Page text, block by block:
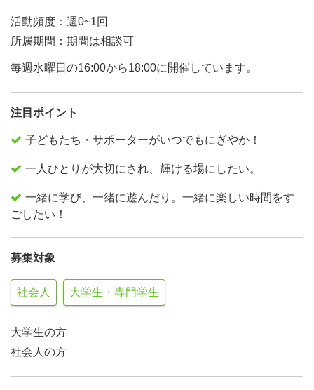
活動頻度：週0~1回
所属期間：期間は相談可
毎週水曜日の16:00から18:00に開催しています。
注目ポイント
子どもたち・サポーターがいつでもにぎやか！
一人ひとりが大切にされ、輝ける場にしたい。
一緒に学び、一緒に遊んだり。一緒に楽しい時間をす
ごしたい！
募集対象
社会人 大学生・専門学生
大学生の方
社会人の方